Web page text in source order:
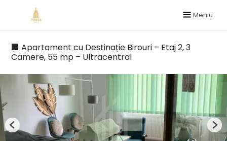
Meniu
🏢 Apartament cu Destinație Birouri – Etaj 2, 3
Camere, 55 mp – Ultracentral
Previous